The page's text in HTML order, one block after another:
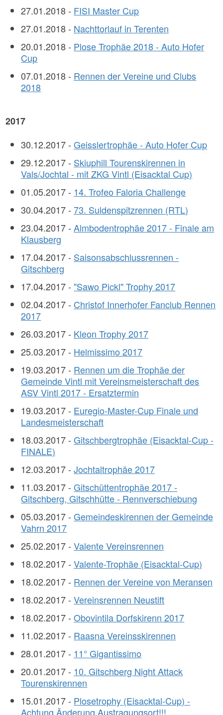
27.01.2018 - FISI Master Cup
27.01.2018 - Nachttorlauf in Terenten
20.01.2018 - Plose Trophäe 2018 - Auto Hofer
Cup
07.01.2018 - Rennen der Vereine und Clubs
2018
2017
30.12.2017 -Geisslertrophäe - Auto Hofer Cup
29.12.2017 - Skiuphill Tourenskirennen in
Vals/Jochtal - mit ZKG Vintl (Eisacktal Cup)
01.05.2017 - 14. Trofeo Faloria Challenge
30.04.2017 -73. Suldenspitzrennen (RTL)
23.04.2017 -Almbodentrophäe 2017 - Finale am
Klausberg
17.04.2017 - Saisonsabschlussrennen -
Gitschberg
17.04.2017 - "Sawo Pickl" Trophy 2017
02.04.2017 - Christof Innerhofer Fanclub Rennen
2017
26.03.2017 - Kleon Trophy 2017
25.03.2017 - Helmissimo 2017
19.03.2017 - Rennen um die Trophäe der
Gemeinde Vintl mit Vereinsmeisterschaft des
ASV Vintl 2017 - Ersatztermin
19.03.2017 - Euregio-Master-Cup Finale und
Landesmeisterschaft
18.03.2017 -Gitschbergtrophäe (Eisacktal-Cup -
FINALE)
12.03.2017 -Jochtaltrophäe 2017
11.03.2017 -Gitschüttentrophäe 2017 -
Gitschberg, Gitschhütte - Rennverschiebung
05.03.2017 -Gemeindeskirennen der Gemeinde
Vahrn 2017
25.02.2017 -Valente Vereinsrennen
18.02.2017 -Valente-Trophäe (Eisacktal-Cup)
18.02.2017 - Rennen der Vereine von Meransen
18.02.2017 -Vereinsrennen Neustift
18.02.2017 -Obovintila Dorfskirenn 2017
11.02.2017 - Raasna Vereinsskirennen
28.01.2017 - 11° Gigantissimo
20.01.2017 - 10. Gitschberg Night Attack
Tourenskirennen
15.01.2017 - Plosetrophy (Eisacktal-Cup) -
Achtung Änderung Austragungsort!!!